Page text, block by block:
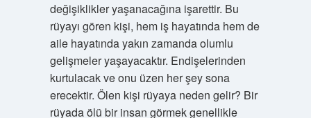
değişiklikler yaşanacağına işarettir. Bu
rüyayı gören kişi, hem iş hayatında hem de
aile hayatında yakın zamanda olumlu
gelişmeler yaşayacaktır. Endişelerinden
kurtulacak ve onu üzen her şey sona
erecektir. Ölen kişi rüyaya neden gelir? Bir
rüyada ölü bir insan görmek genellikle